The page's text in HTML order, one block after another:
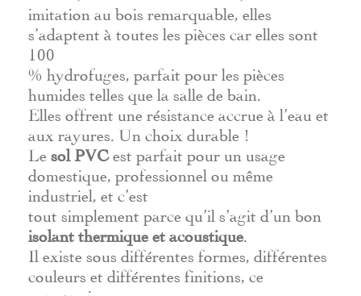
imitation au bois remarquable, elles
s’adaptent à toutes les pièces car elles sont
100
% hydrofuges, parfait pour les pièces
humides telles que la salle de bain.
Elles offrent une résistance accrue à l’eau et
aux rayures. Un choix durable !
Le sol PVC est parfait pour un usage
domestique, professionnel ou même
industriel, et c’est
tout simplement parce qu’il s’agit d’un bon
isolant thermique et acoustique
Il existe sous différentes formes, différentes
couleurs et différentes finitions, ce